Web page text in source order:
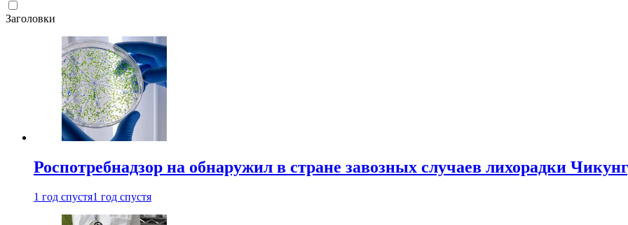
Заголовки
Роспотребнадзор на обнаружил в стране завозных случаев лихорадки
1 год спустя1 год спустя